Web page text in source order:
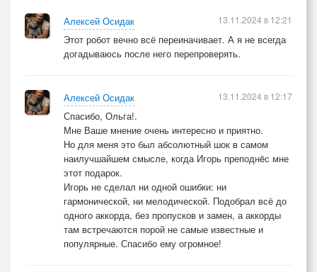
Алексей Осидак
Этот робот вечно всё переиначивает. А я не всегда
догадываюсь после него перепроверять.
13.11.2024 в 12:21
Алексей Осидак
Спасибо, Ольга!.
Мне Ваше мнение очень интересно и приятно.
Но для меня это был абсолютный шок в самом
наилучшайшем смысле, когда Игорь преподнëс мне
этот подарок.
Игорь не сделал ни одной ошибки: ни
гармонической, ни мелодической. Подобрал всё до
одного аккорда, без пропусков и замен, а аккорды
там встречаются порой не самые известные и
популярные. Спасибо ему огромное!
13.11.2024 в 12:17